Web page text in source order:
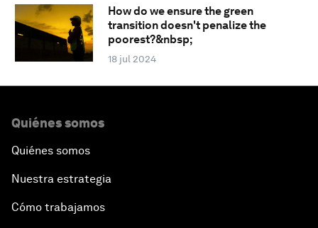
How do we ensure the green
transition doesn't penalize the
poorest?&nbsp;
18 jul 2024
Quiénes somos
Quiénes somos
Nuestra estrategia
Cómo trabajamos